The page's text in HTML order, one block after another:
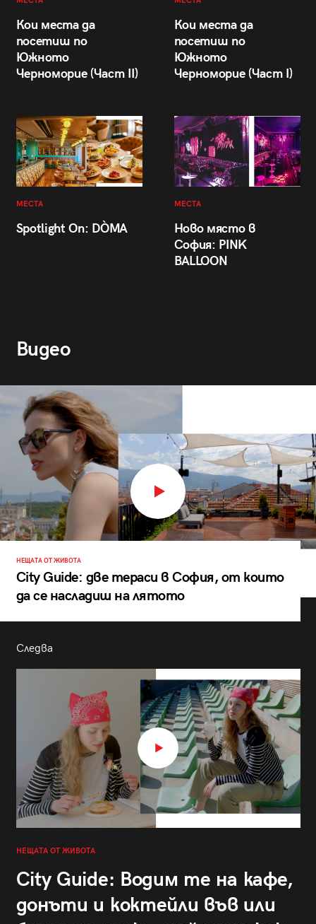
Кои места да
посетиш по
Южното
Черноморие (Част II)
Кои места да
посетиш по
Южното
Черноморие (Част I)
МЕСТА
Spotlight On: DÒMA
МЕСТА
Ново място в
София: PINK
BALLOON
Видео
НЕЩАТА ОТ ЖИВОТА
City Guide: две тераси в София, от които
да се насладиш на лятото
Следва
НЕЩАТА ОТ ЖИВОТА
City Guide: Водим те на кафе,
донъти и коктейли във или